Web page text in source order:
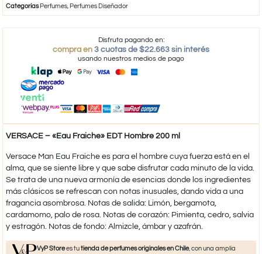
Categorías Perfumes, Perfumes Diseñador
Disfruta pagando en:
compra en 3 cuotas de $22.663 sin interés
usando nuestros medios de pago
VERSACE – «Eau Fraiche» EDT Hombre 200 ml
Versace Man Eau Fraiche es para el hombre cuya fuerza está en el
alma, que se siente libre y que sabe disfrutar cada minuto de la vida.
Se trata de una nueva armonía de esencias donde los ingredientes
más clásicos se refrescan con notas inusuales, dando vida a una
fragancia asombrosa. Notas de salida: Limón, bergamota,
cardamomo, palo de rosa. Notas de corazón: Pimienta, cedro, salvia
y estragón. Notas de fondo: Almizcle, ámbar y azafrán.
VyP Storees tutienda de perfumes originales en Chile, con una amplia